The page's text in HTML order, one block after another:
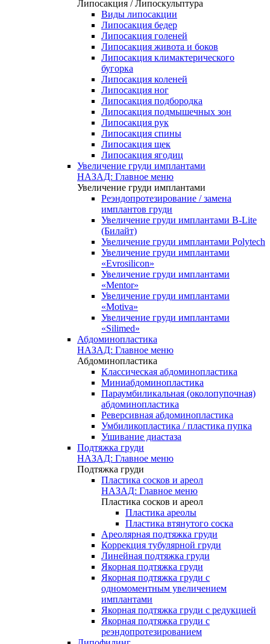
Липосакция / Липоскульптура
Виды липосакции
Липосакция бедер
Липосакция голеней
Липосакция живота и боков
Липосакция климактерического
бугорка
Липосакция коленей
Липосакция ног
Липосакция подбородка
Липосакция подмышечных зон
Липосакция рук
Липосакция спины
Липосакция щек
Липосакция ягодиц
Увеличение груди имплантами
НАЗАД: Главное меню
Увеличение груди имплантами
Реэндопротезирование / замена
имплантов груди
Увеличение груди имплантами B-Lite
(Билайт)
Увеличение груди имплантами Polytech
Увеличение груди имплантами
«Evrosilicon»
Увеличение груди имплантами
«Mentor»
Увеличение груди имплантами
«Motiva»
Увеличение груди имплантами
«Silimed»
Абдоминопластика
НАЗАД: Главное меню
Абдоминопластика
Классическая абдоминопластика
Миниабдоминопластика
Параумбиликальная (околопупочная)
абдоминопластика
Реверсивная абдоминопластика
Умбиликопластика / пластика пупка
Ушивание диастаза
Подтяжка груди
НАЗАД: Главное меню
Подтяжка груди
Пластика сосков и ареол
НАЗАД: Главное меню
Пластика сосков и ареол
Пластика ареолы
Пластика втянутого соска
Ареолярная подтяжка груди
Коррекция тубулярной груди
Линейная подтяжка груди
Якорная подтяжка груди
Якорная подтяжка груди с
одномоментным увеличением
имплантами
Якорная подтяжка груди с редукцией
Якорная подтяжка груди с
реэндопротезированием